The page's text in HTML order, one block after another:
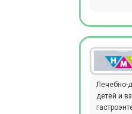
Лечебно-
детей и